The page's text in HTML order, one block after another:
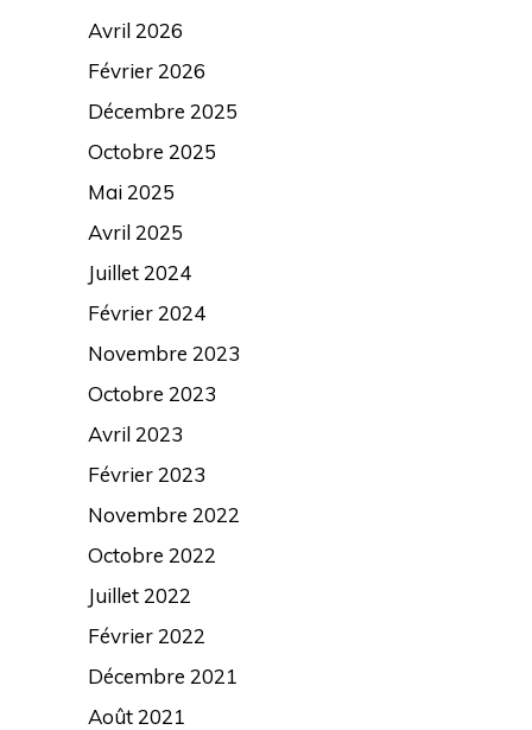
Avril 2026
Février 2026
Décembre 2025
Octobre 2025
Mai 2025
Avril 2025
Juillet 2024
Février 2024
Novembre 2023
Octobre 2023
Avril 2023
Février 2023
Novembre 2022
Octobre 2022
Juillet 2022
Février 2022
Décembre 2021
Août 2021